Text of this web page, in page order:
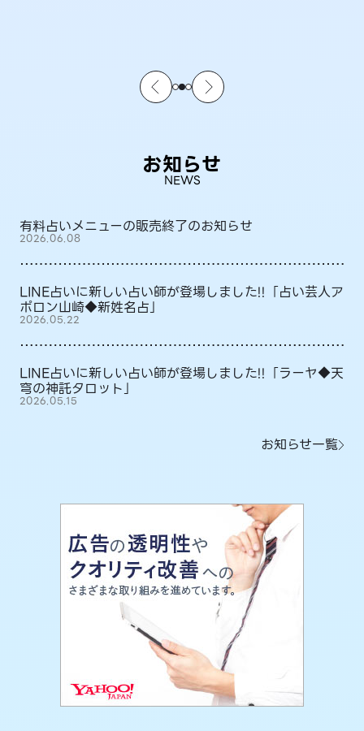
お知らせ
NEWS
有料占いメニューの販売終了のお知らせ
2026.06.08
LINE占いに新しい占い師が登場しました!!「占い芸人ア
ポロン山崎◆新姓名占」
2026.05.22
LINE占いに新しい占い師が登場しました!!「ラーヤ◆天
穹の神託タロット」
2026.05.15
お知らせ一覧